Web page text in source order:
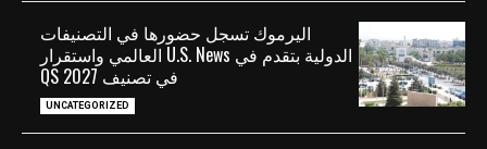
اليرموك تسجل حضورها في التصنيفات
الدولية بتقدم في U.S. News العالمي واستقرار
في تصنيف QS 2027
UNCATEGORIZED